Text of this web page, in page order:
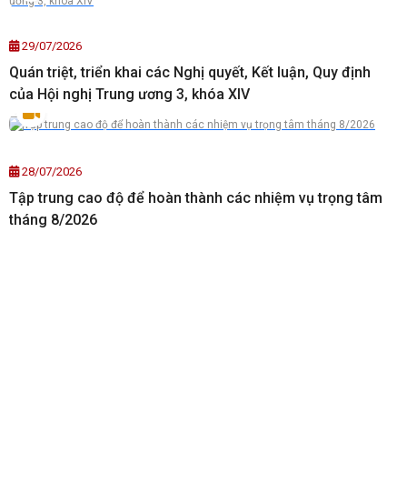
29/07/2026
Quán triệt, triển khai các Nghị quyết, Kết luận, Quy định
của Hội nghị Trung ương 3, khóa XIV
28/07/2026
Tập trung cao độ để hoàn thành các nhiệm vụ trọng tâm
tháng 8/2026